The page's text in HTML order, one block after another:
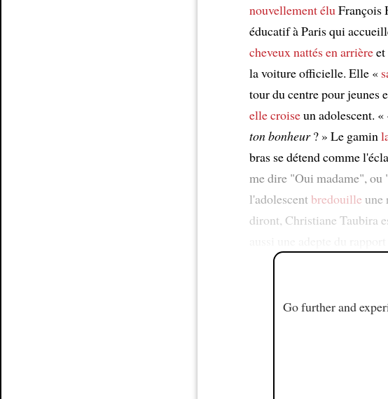
nouvellement élu François
éducatif à Paris qui
cheveux nattésen arrièreet
la voiture officielle. Elle «
tour du centre pour jeunes
elle croiseun adolescent. «
ton bonheur? » Le gamin
bras se détend comme
me dire "Oui madame", ou
l'adolescentbredouille une
diront, Christiane Taubira
Go further and